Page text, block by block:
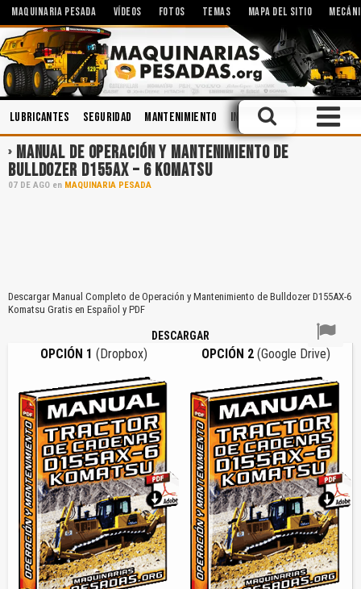
MAQUINARIA PESADA VÍDEOS FOTOS TEMAS MAPA DEL SITIO
Lubricantes Seguridad Mantenimiento Ingeniería Minería
MANUAL DE OPERACIÓN Y MANTENIMIENTO DE
BULLDOZER D155AX – 6 KOMATSU
07 DE AGO en MAQUINARIA PESADA
Descargar Manual Completo de Operación y Mantenimiento de Bulldozer D155AX-6
Komatsu Gratis en Español y PDF
DESCARGAR
OPCIÓN 1 (Dropbox) OPCIÓN 2 (Google Drive)